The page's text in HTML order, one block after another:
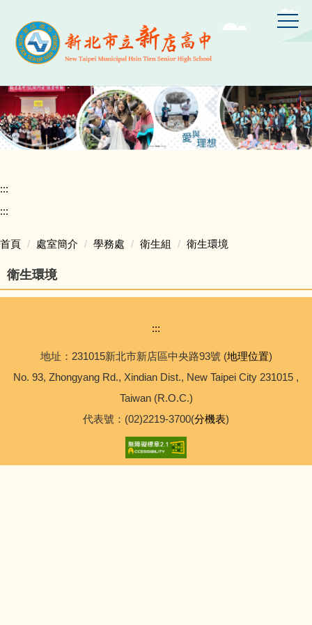
主
容
區
:::
:::
首頁 處室簡介 學務處 衛生組 衛生環境
衛生環境
:::
地址：231015新北市新店區中央路93號 (地理位置)
No. 93, Zhongyang Rd., Xindian Dist., New Taipei City 231015 ,
Taiwan (R.O.C.)
代表號：(02)2219-3700(分機表)